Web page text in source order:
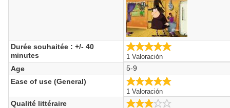
Durée souhaitée : +/- 40
minutes
1 Valoración
Age
5-9
Ease of use (General)
1 Valoración
Qualité littéraire